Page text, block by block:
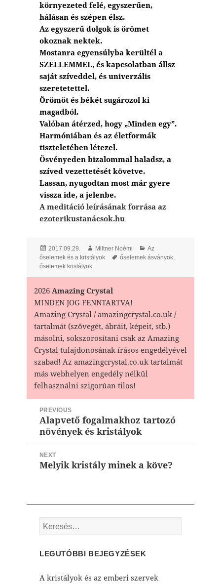
környezeted felé, egyszerűen,
hálásan és szépen élsz.
Az egyszerű dolgok is örömet
okoznak nektek.
Mostanra egyensúlyba kerültél a
SZELLEMMEL, és kapcsolatban állsz
saját szíveddel, és univerzális
szeretetettel.
Örömöt és békét sugározol ki
magadból.
Valóban átérzed, hogy „Minden egy”.
Harmóniában és az életformák
tiszteletében létezel.
Ösvényeden bizalommal haladsz, a
szíved vezettetését követve.
Lassan, nyugodtan most már gyere
vissza ide, a jelenbe.
A meditáció leírásának forrása az
ezoterikustanácsok.hu
Posted
on
2017.09.29. Author
Miltner Noémi Categories
Az
őselemek és a kristályok
Tags
őselemek ásványok,
őselemek kristályok
2026Amazing Crystal
MINDEN JOG FENNTARTVA!
Amazing Crystal / amazingcrystal.co.uk /
tartalmát (szövegét, ábráit, képeit, stb.)
másolni, sokszorosítani csak az Amazing
Crystal tulajdonosának írásos engedélyével
szabad! Az amazingcrystal.co.uk tartalmát
más webhelyen engedély nélkül
felhasználni szigorúan tilos!
navigáció
PREVIOUS
Previous
post:
Alapvető fogalmakhoz tartozó
növények és kristályok
NEXT
Next
Melyik kristály minek a köve?
Keresés:
LEGUTÓBBI BEJEGYZÉSEK
A kristályok és az emberi szervek